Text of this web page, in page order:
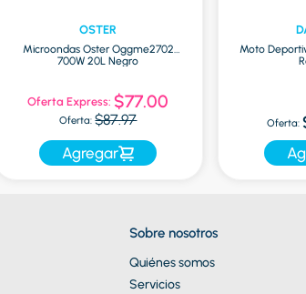
OSTER
Microondas Oster Oggme2702
700W 20L Negro
Oferta Express: $77.00
Oferta: $87.97
Agregar
Moto
Oferta:
Sobre nosotros
Quiénes somos
Servicios